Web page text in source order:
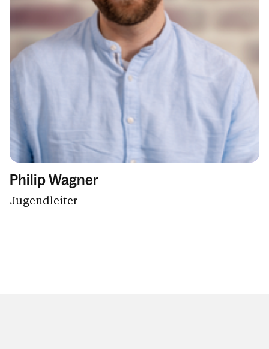
Philip Wagner
Jugendleiter